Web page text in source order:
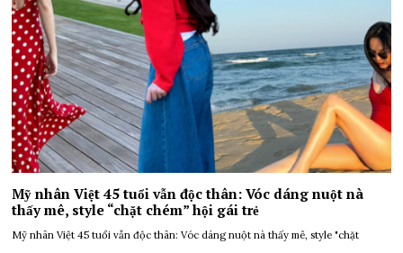
Mỹ nhân Việt 45 tuổi vẫn độc thân: Vóc dáng nuột nà
thấy mê, style “chặt chém” hội gái trẻ
Mỹ nhân Việt 45 tuổi vẫn độc thân: Vóc dáng nuột nà thấy mê, style "chặt